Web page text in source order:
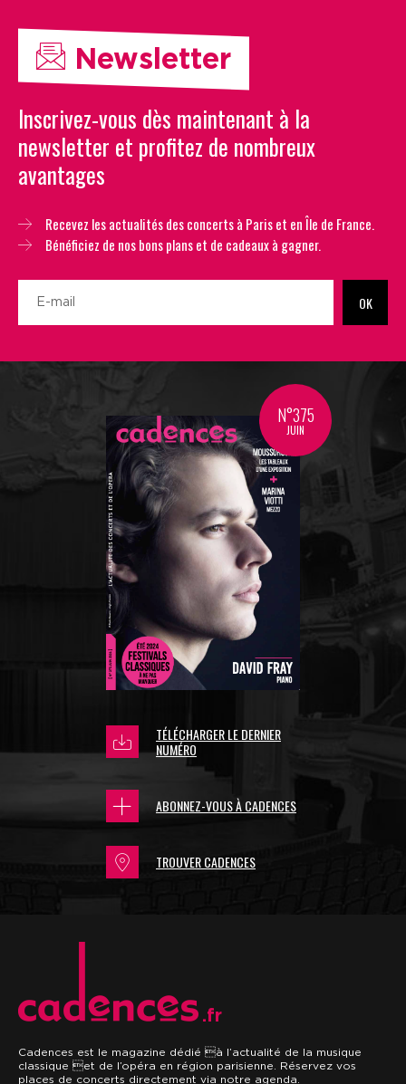
Newsletter
Inscrivez-vous dès maintenant à la
newsletter et profitez de nombreux
avantages
Recevez les actualités des concerts à Paris et en Île de France.
Bénéficiez de nos bons plans et de cadeaux à gagner.
OK
N°375
JUIN
TÉLÉCHARGER LE DERNIER
NUMÉRO
ABONNEZ-VOUS À CADENCES
TROUVER CADENCES
.fr
Cadences est le magazine dédié à l’actualité de la musique
classique et de l’opéra en région parisienne. Réservez vos
places de concerts directement via notre agenda.